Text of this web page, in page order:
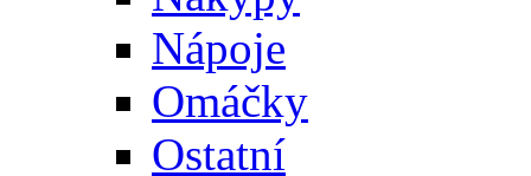
Nápoje
Omáčky
Ostatní